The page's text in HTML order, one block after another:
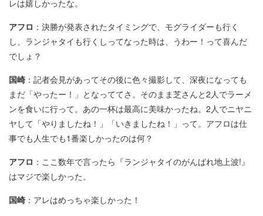
レは嬉しかったな。
アフロ ：決勝が発表されたタイミングで、モグライダーも行く
し、ランジャタイも行くしってなった時は、うわー！って喜んだ
でしょ？
国崎 ：記者会見があってその後に色々撮影して、深夜になっても
まだ「やったー！」となっててさ。そのまま芝さんと2人でラーメ
ンを食いに行って。あの一杯は最高に美味かったね。2人でニヤニ
ヤして「やりましたね！」「いきましたね！」って。アフロは仕
事でも人生でも1番楽しかったのは何？
アフロ ：ここ数年で言ったら『ランジャタイのがんばれ地上波!』
はマジで楽しかった。
国崎 ：アレはめっちゃ楽しかった！